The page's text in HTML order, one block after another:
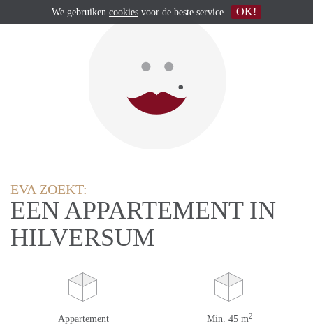
EVA ZOEKT:
EEN APPARTEMENT IN
HILVERSUM
Appartement Min. 45 m2
We gebruiken cookies voor de beste service OK!